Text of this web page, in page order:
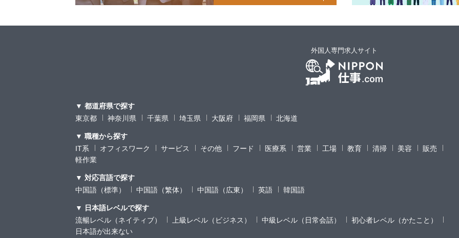
外国人専門求人サイト
▼ 都道府県で探す
東京都
神奈川県 千葉県 埼玉県 大阪府 福岡県 北海道
▼ 職種から探す
IT系
オフィスワーク サービス その他 フード 医療系 営業 工場 教育 清掃 美容
販売
軽作業
▼ 対応言語で探す
中国語（標準）
中国語（繁体） 中国語（広東） 英語 韓国語
▼ 日本語レベルで探す
流暢レベル（ネイティブ）
上級レベル（ビジネス） 中級レベル（日常会話）
初心者レベル（かたこと）
日本語が出来ない